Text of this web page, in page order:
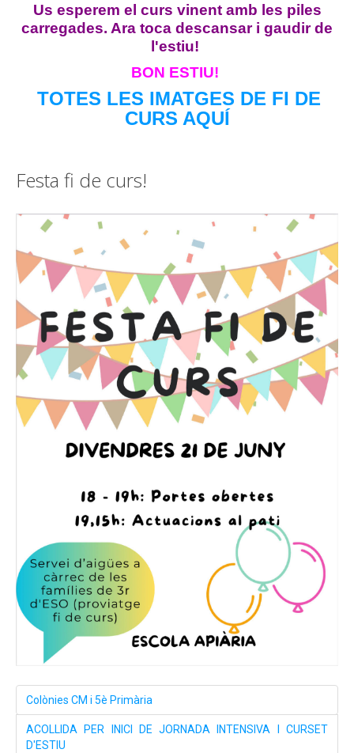
Us esperem el curs vinent amb les piles
carregades. Ara toca descansar i gaudir de
l'estiu!
BON ESTIU!
TOTES LES IMATGES DE FI DE
CURS AQUÍ
Festa fi de curs!
Colònies CM i 5è Primària
ACOLLIDA PER INICI DE JORNADA INTENSIVA I CURSET
D'ESTIU